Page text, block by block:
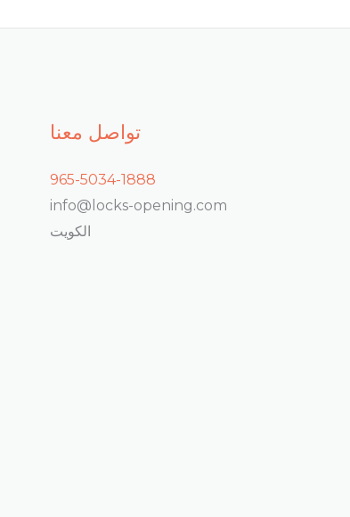
تواصل معنا
965-5034-1888
info@locks-opening.com
الكويت